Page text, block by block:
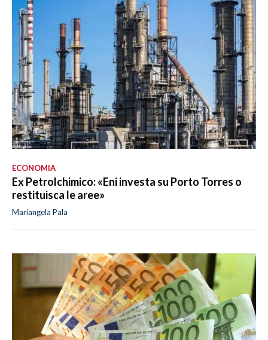
ECONOMIA
Ex Petrolchimico: «Eni investa su Porto Torres o
restituisca le aree»
Mariangela Pala